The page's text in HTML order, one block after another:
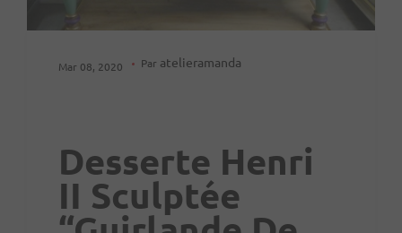
Mar 08, 2020 Par atelieramanda
Desserte Henri
II Sculptée